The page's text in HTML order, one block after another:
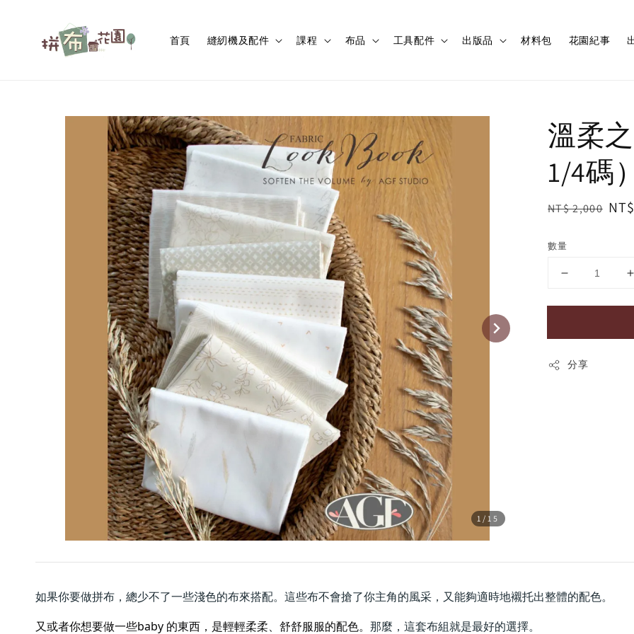
首頁 縫紉機及配件 課程 布品 工具配件 出版品 材料包 花園紀事
1 /15
溫柔
1/4碼）
Regular
NT$ 2,000 Sale
數量
分享
如果你要做拼布，總少不了一些淺色的布來搭配。這些布不會搶了你主角的風采，又能夠適時地襯托出整體的配色。
又或者你想要做一些baby 的東西，是輕輕柔柔、舒舒服服的配色。 那麼，這套布組就是最好的選擇。